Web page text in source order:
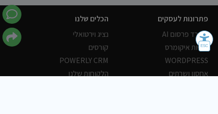
פתרונות לעסקים
משרד פרסום AI
חנויות איקומרס
WORDPRESS
אחסון ושרתים
הכלים שלנו
נציג וירטואלי
קורסים
POWERLY CRM
הלקוחות שלנו